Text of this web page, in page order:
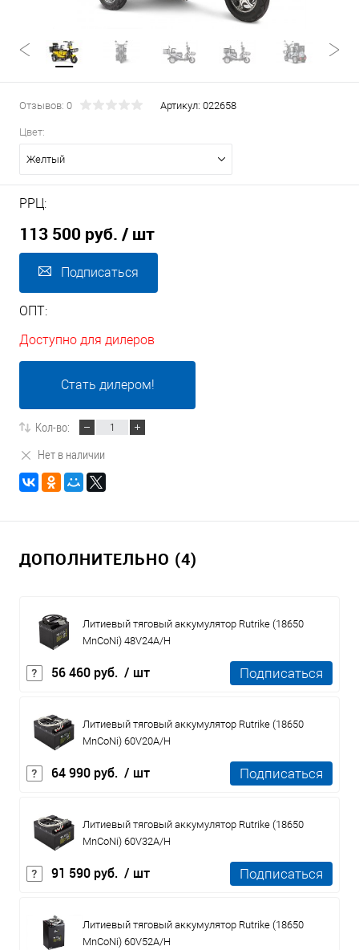
Отзывов: 0 Артикул: 022658
Цвет:
Желтый
РРЦ:
113 500 руб. / шт
Подписаться
ОПТ:
Доступно для дилеров
Стать дилером!
Кол-во:
Нет в наличии
ДОПОЛНИТЕЛЬНО (4)
Литиевый тяговый аккумулятор Rutrike (18650
MnCoNi) 48V24A/H
56 460 руб. / шт Подписаться
Литиевый тяговый аккумулятор Rutrike (18650
MnCoNi) 60V20A/H
64 990 руб. / шт Подписаться
Литиевый тяговый аккумулятор Rutrike (18650
MnCoNi) 60V32A/H
91 590 руб. / шт Подписаться
Литиевый тяговый аккумулятор Rutrike (18650
MnCoNi) 60V52A/H